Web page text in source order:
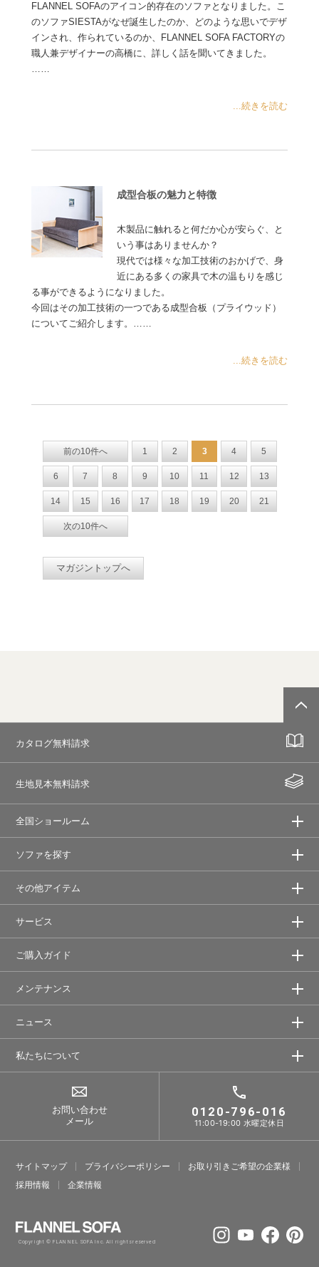
FLANNEL SOFAのアイコン的存在のソファとなりました。こ
のソファSIESTAがなぜ誕生したのか、どのような思いでデザ
インされ、作られているのか、FLANNEL SOFA FACTORYの
職人兼デザイナーの高橋に、詳しく話を聞いてきました。
……
...続きを読む
成型合板の魅力と特徴
木製品に触れると何だか心が安らぐ、と
いう事はありませんか？
現代では様々な加工技術のおかげで、身
近にある多くの家具で木の温もりを感じ
る事ができるようになりました。
今回はその加工技術の一つである成型合板（プライウッド）
についてご紹介します。……
...続きを読む
前の10件へ 1 2 3 4 5
6 7 8 9 10 11 12 13
14 15 16 17 18 19 20 21
次の10件へ
マガジントップへ
カタログ無料請求
生地見本無料請求
全国ショールーム
ソファを探す
その他アイテム
サービス
ご購入ガイド
メンテナンス
ニュース
私たちについて
お問い合わせ
メール
0120-796-016
11:00-19:00 水曜定休日
サイトマップ プライバシーポリシー
お取り引きご希望の企業様
採⽤情報
企業情報
Copyright © FLANNEL SOFA Inc. All rights reserved